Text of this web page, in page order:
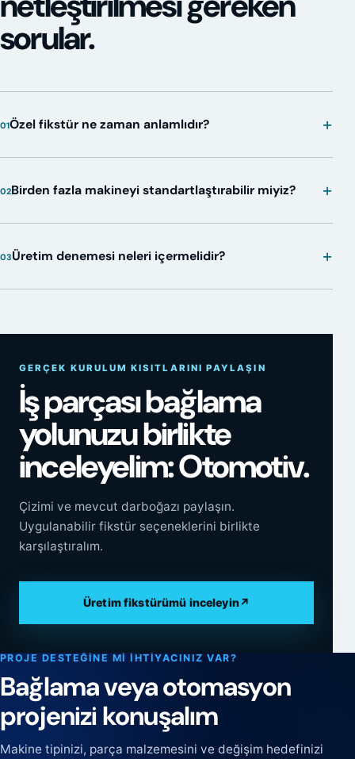
sorular.
01Özel fikstür ne zaman anlamlıdır? +
02Birden fazla makineyi standartlaştırabilir miyiz? +
03Üretim denemesi neleri içermelidir? +
GERÇEK KURULUM KISITLARINI PAYLAŞIN
İş parçası bağlama
yolunuzu birlikte
inceleyelim: Otomotiv.
Çizimi ve mevcut darboğazı paylaşın.
Uygulanabilir fikstür seçeneklerini birlikte
karşılaştıralım.
Üretim fikstürümü inceleyin↗
PROJE DESTEĞINE MI IHTIYACINIZ VAR?
Bağlama veya otomasyon
projenizi konuşalım
Makine tipinizi, parça malzemesini ve değişim hedefinizi